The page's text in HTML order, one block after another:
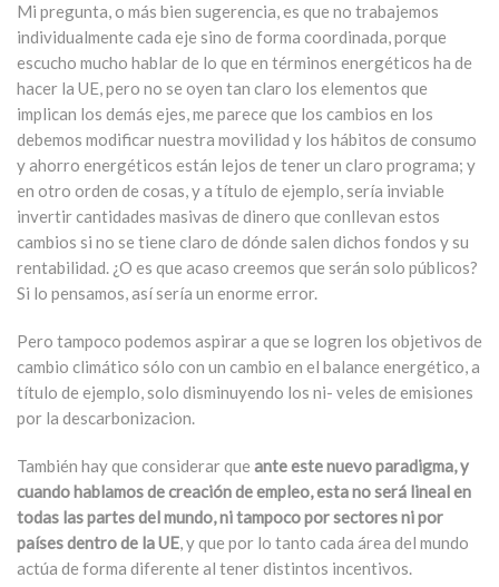
Mi pregunta, o más bien sugerencia, es que no trabajemos
individualmente cada eje sino de forma coordinada, porque
escucho mucho hablar de lo que en términos energéticos ha de
hacer la UE, pero no se oyen tan claro los elementos que
implican los demás ejes, me parece que los cambios en los
debemos modificar nuestra movilidad y los hábitos de consumo
y ahorro energéticos están lejos de tener un claro programa; y
en otro orden de cosas, y a título de ejemplo, sería inviable
invertir cantidades masivas de dinero que conllevan estos
cambios si no se tiene claro de dónde salen dichos fondos y su
rentabilidad. ¿O es que acaso creemos que serán solo públicos?
Si lo pensamos, así sería un enorme error.
Pero tampoco podemos aspirar a que se logren los objetivos de
cambio climático sólo con un cambio en el balance energético, a
título de ejemplo, solo disminuyendo los ni- veles de emisiones
por la descarbonizacion.
También hay que considerar que ante este nuevo paradigma, y
cuando hablamos de creación de empleo, esta no será lineal en
todas las partes del mundo, ni tampoco por sectores ni por
países dentro de la UE, y que por lo tanto cada área del mundo
actúa de forma diferente al tener distintos incentivos.